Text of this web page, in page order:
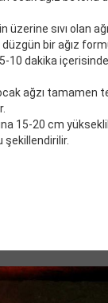
üzerine sıvı olan
bir ağız
10 dakika
ağzı tamamen
15-20 cm
şekillendirilir.